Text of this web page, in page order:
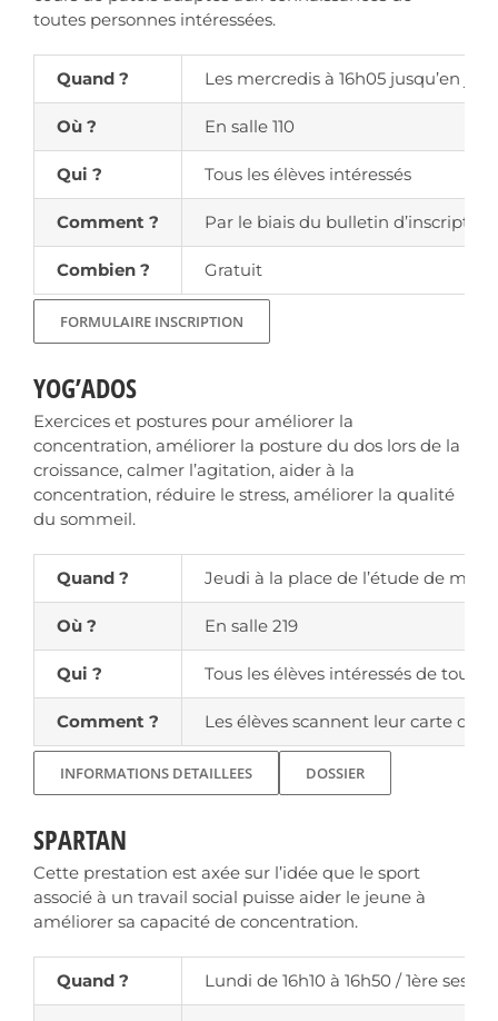
toutes personnes intéressées.
Quand ? Les mercredis à 16h05 jusqu’en juin
Où ? En salle 110
Qui ? Tous les élèves intéressés
Comment ? Par le biais du bulletin d’inscription
Combien ? Gratuit
FORMULAIRE INSCRIPTION
YOG’ADOS
Exercices et postures pour améliorer la
concentration, améliorer la posture du dos lors de la
croissance, calmer l’agitation, aider à la
concentration, réduire le stress, améliorer la qualité
du sommeil.
Quand ? Jeudi à la place de l’étude de midi
Où ? En salle 219
Qui ? Tous les élèves intéressés de tous
Comment ? Les élèves scannent leur carte
INFORMATIONS DETAILLEES DOSSIER
SPARTAN
Cette prestation est axée sur l’idée que le sport
associé à un travail social puisse aider le jeune à
améliorer sa capacité de concentration.
Quand ? Lundi de 16h10 à 16h50 / 1ère